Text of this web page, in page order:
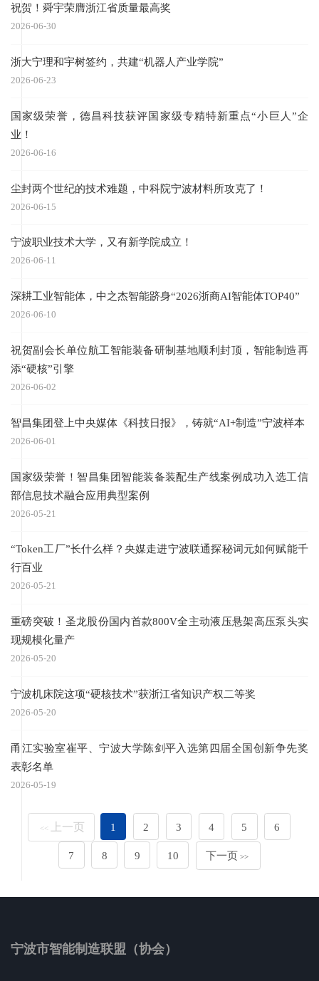
祝贺！舜宇荣膺浙江省质量最高奖
2026-06-30
浙大宁理和宇树签约，共建“机器人产业学院”
2026-06-23
国家级荣誉，德昌科技获评国家级专精特新重点“小巨人”企
业！
2026-06-16
尘封两个世纪的技术难题，中科院宁波材料所攻克了！
2026-06-15
宁波职业技术大学，又有新学院成立！
2026-06-11
深耕工业智能体，中之杰智能跻身“2026浙商AI智能体TOP40”
2026-06-10
祝贺副会长单位航工智能装备研制基地顺利封顶，智能制造再
添“硬核”引擎
2026-06-02
智昌集团登上中央媒体《科技日报》，铸就“AI+制造”宁波样本
2026-06-01
国家级荣誉！智昌集团智能装备装配生产线案例成功入选工信
部信息技术融合应用典型案例
2026-05-21
“Token工厂”长什么样？央媒走进宁波联通探秘词元如何赋能千
行百业
2026-05-21
重磅突破！圣龙股份国内首款800V全主动液压悬架高压泵头实
现规模化量产
2026-05-20
宁波机床院这项“硬核技术”获浙江省知识产权二等奖
2026-05-20
甬江实验室崔平、宁波大学陈剑平入选第四届全国创新争先奖
表彰名单
2026-05-19
<< 上一页 1 2 3 4 5 6
7 8 9 10 下一页 >>
宁波市智能制造联盟（协会）